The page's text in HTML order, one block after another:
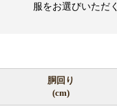
服をお選びいただ
胴回り
(cm)